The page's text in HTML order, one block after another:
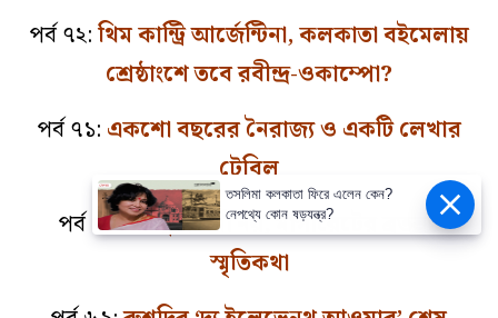
পর্ব ৭২:থিম কান্ট্রি আর্জেন্টিনা, কলকাতা বইমেলায়
শ্রেষ্ঠাংশে তবে রবীন্দ্র-ওকাম্পো?
পর্ব ৭১: একশো বছরের নৈরাজ্য ও একটি লেখার
টেবিল
পর্ব ৭০:আত্মজীবনী নয়, মার্গারেটের ব্রতভ্রষ্ট
স্মৃতিকথা
তসলিমা কলকাতা ফিরে এলেন কেন?
নেপথ্যে কোন ষড়যন্ত্র?